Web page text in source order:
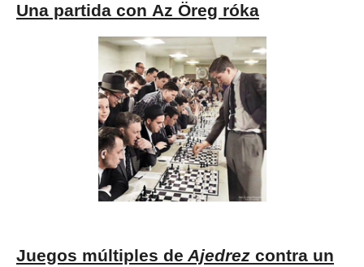
Una partida con Az Öreg róka
Juegos múltiples de Ajedrez contra un